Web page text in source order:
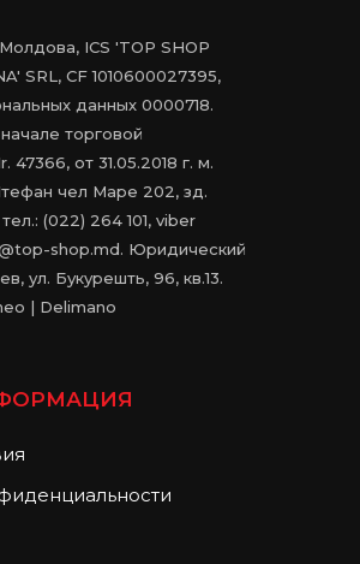
ICS 'TOP SHOP
SRL, CF 1010600027395,
данных 0000718.
торговой
47366, от 31.05.2018 г. м.
чел Маре 202, зд.
(022) 264 101, viber
shop.md. Юридический
ул. Букурешть, 96, кв.13.
| Delimano